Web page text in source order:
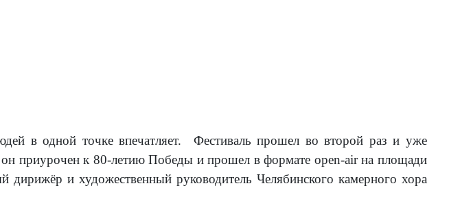
в одной точке впечатляет. Фестиваль прошел во второй раз и уже
он приурочен к 80-летию Победы и прошел в формате open-air на площади
дирижёр и художественный руководитель Челябинского камерного хора